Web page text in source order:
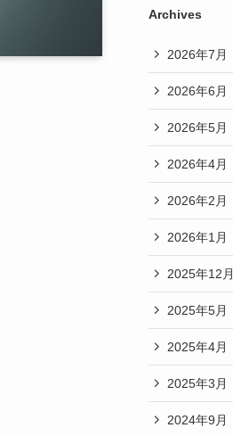
Archives
2026年7月
2026年6月
2026年5月
2026年4月
2026年2月
2026年1月
2025年12月
2025年5月
2025年4月
2025年3月
2024年9月